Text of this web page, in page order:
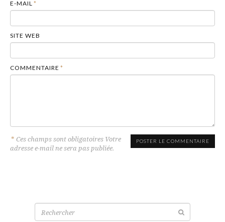
E-MAIL *
SITE WEB
COMMENTAIRE *
* Ces champs sont obligatoires Votre
adresse e-mail ne sera pas publiée.
Recherche
pour: